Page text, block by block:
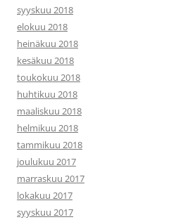
syyskuu 2018
elokuu 2018
heinäkuu 2018
kesäkuu 2018
toukokuu 2018
huhtikuu 2018
maaliskuu 2018
helmikuu 2018
tammikuu 2018
joulukuu 2017
marraskuu 2017
lokakuu 2017
syyskuu 2017